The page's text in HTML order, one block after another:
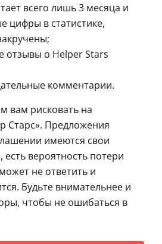
всего лишь 3 месяца и
цифры в статистике,
отзывы о Helper Stars
комментарии.
вам рисковать на
Старс». Предложения
имеются свои
вероятность потери
не ответить и
Будьте внимательнее и
чтобы не ошибаться в